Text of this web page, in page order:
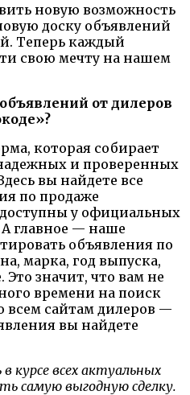
новую возможность
доску объявлений
Теперь каждый
свою мечту на нашем
от дилеров
которая собирает
и проверенных
вы найдете все
по продаже
у официальных
главное — наше
объявления по
марка, год выпуска,
Это значит, что вам не
времени на поиск
всем сайтам дилеров —
вы найдете
курсе всех актуальных
самую выгодную сделку.